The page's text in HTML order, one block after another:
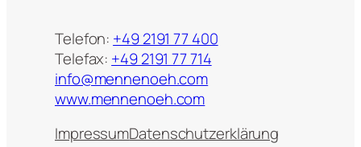
Telefon: +49 2191 77 400
Telefax: +49 2191 77 714
info@mennenoeh.com
www.mennenoeh.com
ImpressumDatenschutzerklärung